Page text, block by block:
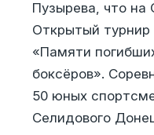
Пузырева, что на
Открытый
«Памяти
боксёров».
50 юных
Селидового